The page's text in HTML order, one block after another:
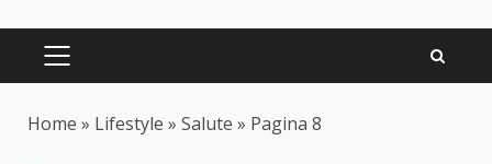
PRIMARY
Home » Lifestyle » Salute » Pagina 8